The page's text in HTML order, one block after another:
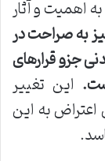
اهمیت و آثار
به صراحت در
مدنی جزو قرارهای
این تغییر
اعتراض به این